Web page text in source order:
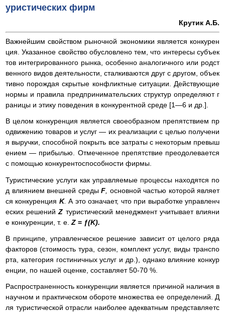
уристических фирм
Крутик А.Б.
Важнейшим свойством рыночной экономики является конкурен
ция. Указанное свойство обусловлено тем, что интересы субъек
тов интегрированного рынка, особенно аналогичного или родст
венного видов деятельности, сталкиваются друг с другом, объек
тивно порождая скрытые конфликтные ситуации. Действующие
нормы и правила предпринимательских структур определяют г
раницы и этику поведения в конкурентной среде [1—6 и др.].
В целом конкуренция является своеобразном препятствием пр
одвижению товаров и услуг — их реализации с целью получени
я выручки, способной покрыть все затраты с некоторым превыш
ением — прибылью. Отмеченное препятствие преодолевается
с помощью конкурентоспособности фирмы.
Туристические услуги как управляемые процессы находятся по
д влиянием внешней среды F основной частью которой являет
ся конкуренция K. А это означает, что при выработке управленч
еских решений Z туристический менеджмент учитывает влияни
е конкуренции, т. е. Z = ƒ(K).
В принципе, управленческое решение зависит от целого ряда
факторов (стоимость тура, сезон, комплект услуг, виды транспо
рта, категория гостиничных услуг и др.), однако влияние конкур
енции, по нашей оценке, составляет 50-70 %.
Распространенность конкуренции является причиной наличия в
научном и практическом обороте множества ее определений. Д
ля туристической отрасли наиболее адекватным представляетс